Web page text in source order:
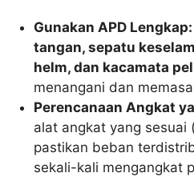
Gunakan APD Lengkap:
tangan, sepatu
helm, dan kacamata
menangani dan
Perencanaan Angkat
alat angkat yang sesuai
pastikan beban
sekali-kali mengangkat